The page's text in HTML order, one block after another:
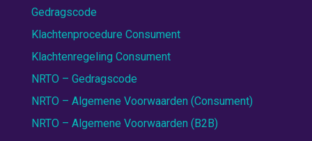
Gedragscode
Klachtenprocedure Consument
Klachtenregeling Consument
NRTO – Gedragscode
NRTO – Algemene Voorwaarden (Consument)
NRTO – Algemene Voorwaarden (B2B)